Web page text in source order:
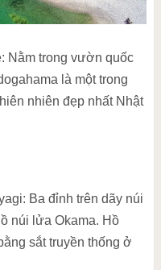
Nằm trong vườn quốc
là một trong
nhiên đẹp nhất Nhật
Ba đỉnh trên dãy núi
núi lửa Okama. Hồ
sắt truyền thống ở